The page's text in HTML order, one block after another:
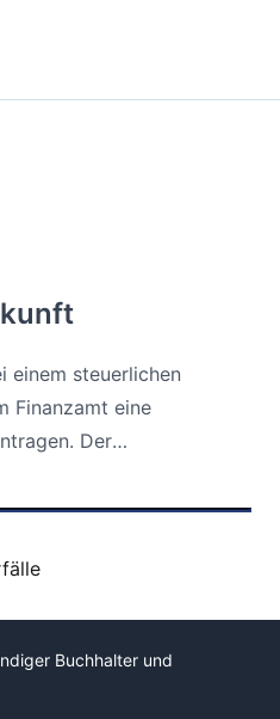
einem steuerlichen
Finanzamt eine
Der
Buchhalter und